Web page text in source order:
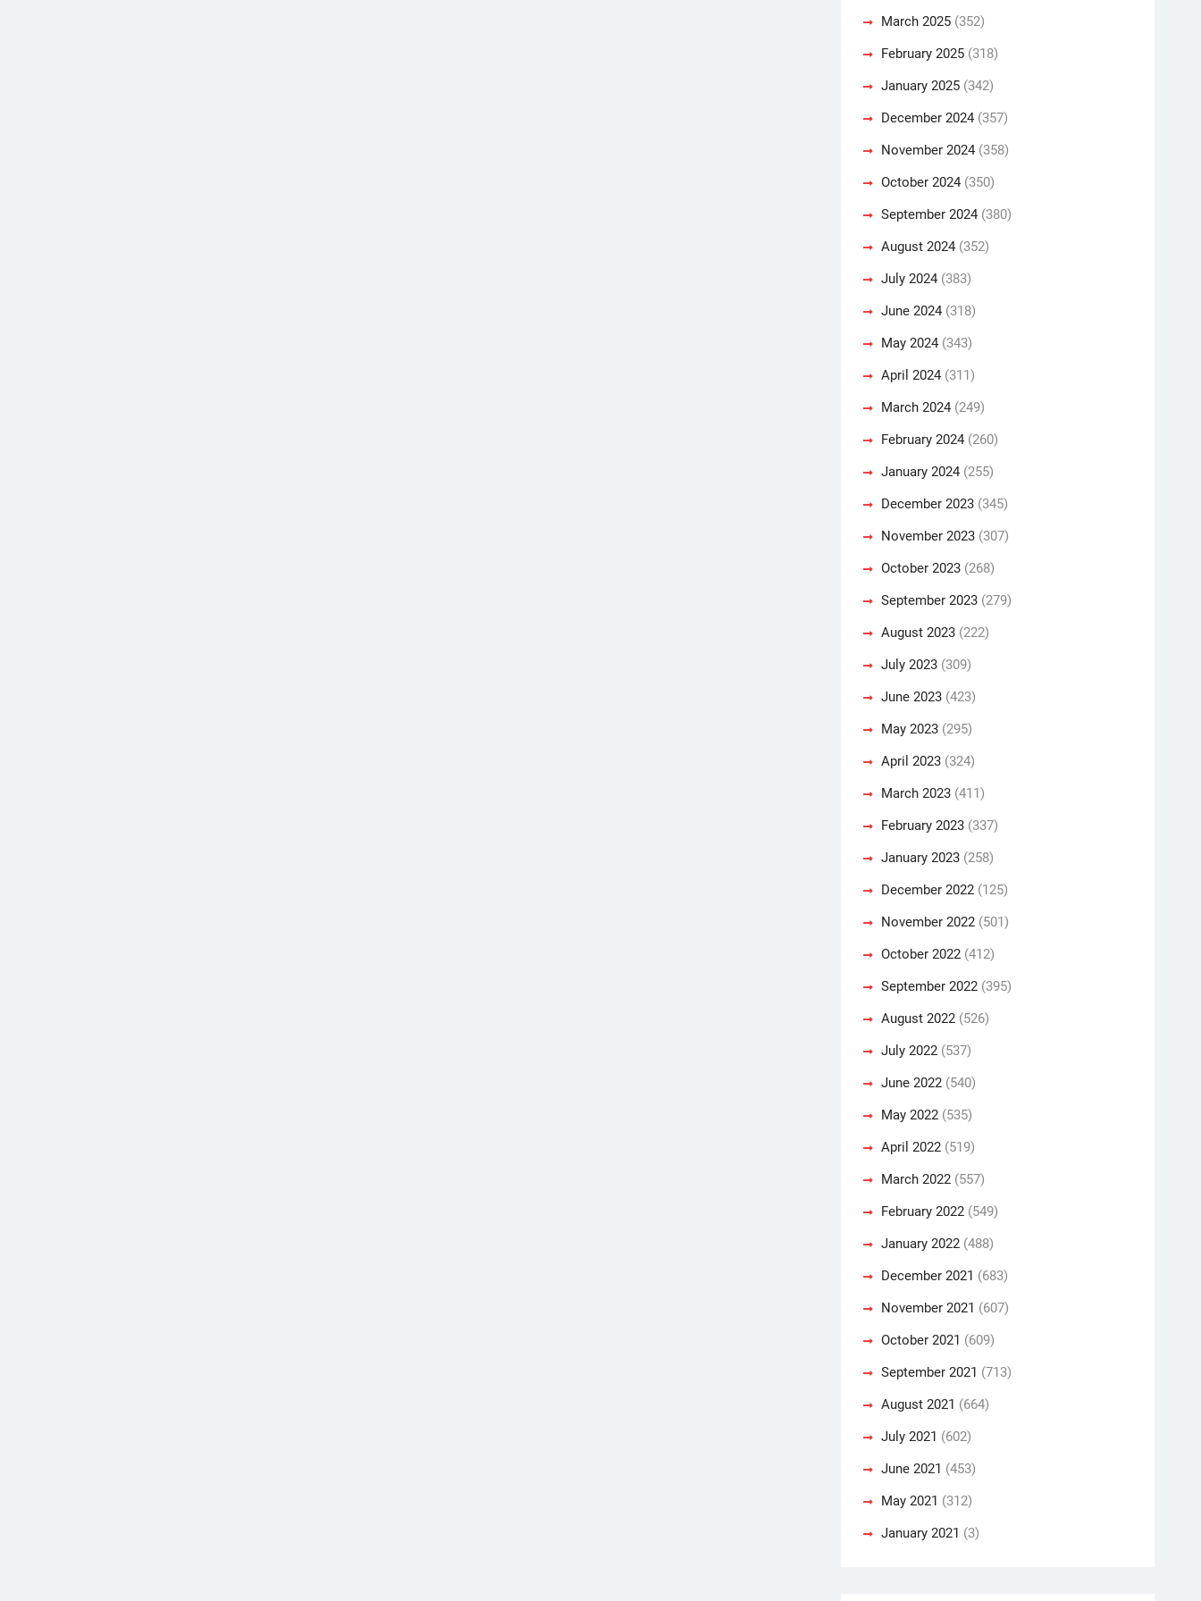
March 2025 (352)
February 2025 (318)
January 2025 (342)
December 2024 (357)
November 2024 (358)
October 2024 (350)
September 2024 (380)
August 2024 (352)
July 2024 (383)
June 2024 (318)
May 2024 (343)
April 2024 (311)
March 2024 (249)
February 2024 (260)
January 2024 (255)
December 2023 (345)
November 2023 (307)
October 2023 (268)
September 2023 (279)
August 2023 (222)
July 2023 (309)
June 2023 (423)
May 2023 (295)
April 2023 (324)
March 2023 (411)
February 2023 (337)
January 2023 (258)
December 2022 (125)
November 2022 (501)
October 2022 (412)
September 2022 (395)
August 2022 (526)
July 2022 (537)
June 2022 (540)
May 2022 (535)
April 2022 (519)
March 2022 (557)
February 2022 (549)
January 2022 (488)
December 2021 (683)
November 2021 (607)
October 2021 (609)
September 2021 (713)
August 2021 (664)
July 2021 (602)
June 2021 (453)
May 2021 (312)
January 2021 (3)